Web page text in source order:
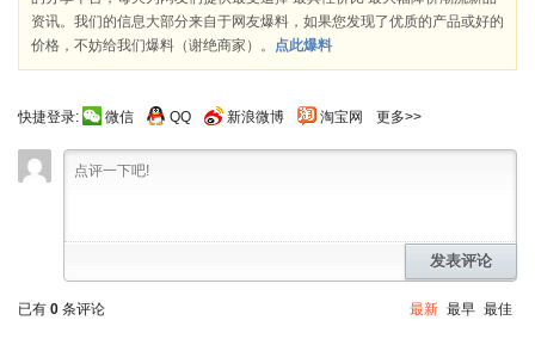
资讯。我们的信息大部分来自于网友爆料，如果您发现了优质的产品或好的
价格，不妨给我们爆料（谢绝商家）。 点此爆料
快捷登录: 微信 QQ 新浪微博 淘宝网 更多>>
发表评论
已有 0 条评论 最新 最早 最佳